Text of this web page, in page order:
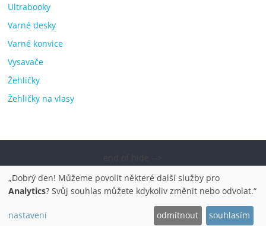
Ultrabooky
Varné desky
Varné konvice
Vysavače
Žehličky
Žehličky na vlasy
pračky, televize, notebooky, mobilní telefony, kávovary,
bazény. Všechna práva vyhrazena.
„Dobrý den! Můžeme povolit některé další služby pro
Analytics? Svůj souhlas můžete kdykoliv změnit nebo odvolat.“
nastavení odmítnout souhlasím